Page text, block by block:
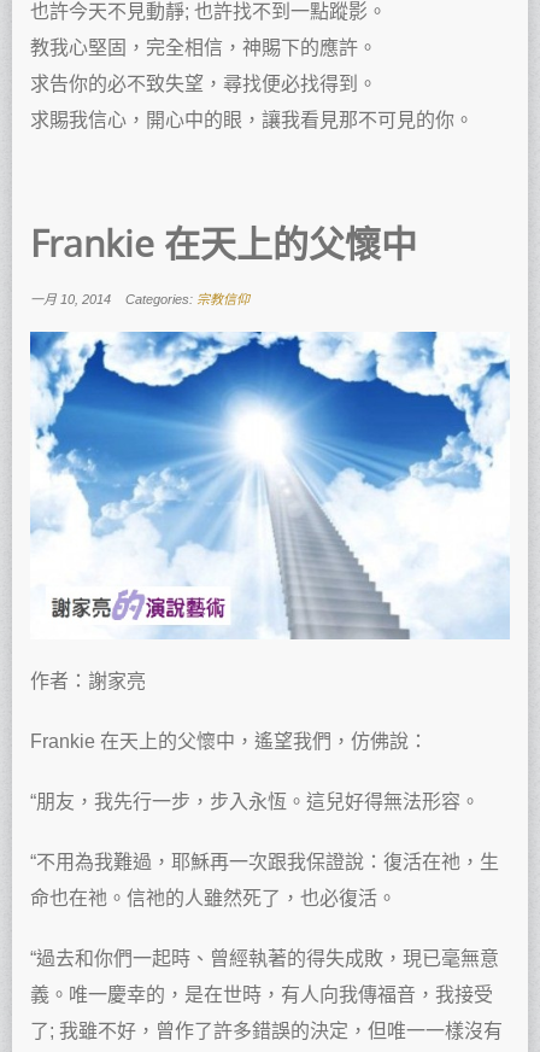
也許今天不見動靜; 也許找不到一點蹤影。
教我心堅固，完全相信，神賜下的應許。
求告你的必不致失望，尋找便必找得到。
求賜我信心，開心中的眼，讓我看見那不可見的你。
Frankie 在天上的父懷中
一月 10, 2014 Categories: 宗教信仰
作者：謝家亮
Frankie 在天上的父懷中，遙望我們，仿佛說：
“朋友，我先行一步，步入永恆。這兒好得無法形容。
“不用為我難過，耶穌再一次跟我保證說：復活在祂，生
命也在祂。信祂的人雖然死了，也必復活。
“過去和你們一起時、曾經執著的得失成敗，現已毫無意
義。唯一慶幸的，是在世時，有人向我傳福音，我接受
了; 我雖不好，曾作了許多錯誤的決定，但唯一一樣沒有